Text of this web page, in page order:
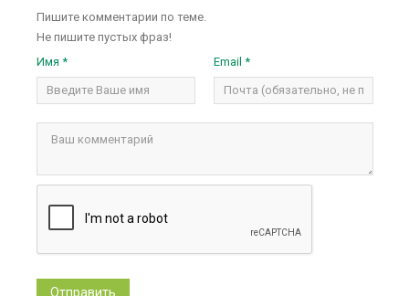
Пишите комментарии по теме.
Не пишите пустых фраз!
Имя *
Email *